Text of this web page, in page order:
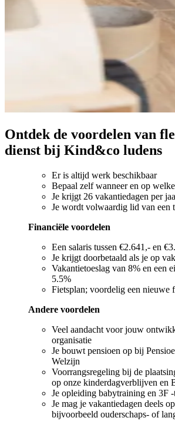
Ontdek de voordelen van
dienst bij Kind&co ludens
Er is altijd werk beschikbaar
Bepaal zelf wanneer en op
Je krijgt 26 vakantiedagen per
Je wordt volwaardig lid van een
Financiële voordelen
Een salaris tussen €2.641,- en
Je krijgt doorbetaald als je op
Vakantietoeslag van 8% en een
5.5%
Fietsplan; voordelig een nieuwe
Andere voordelen
Veel aandacht voor jouw
organisatie
Je bouwt pensioen op bij
Welzijn
Voorrangsregeling bij de
op onze kinderdagverblijven en
Je opleiding babytraining en 3F
Je mag je vakantiedagen deels
bijvoorbeeld ouderschaps- of